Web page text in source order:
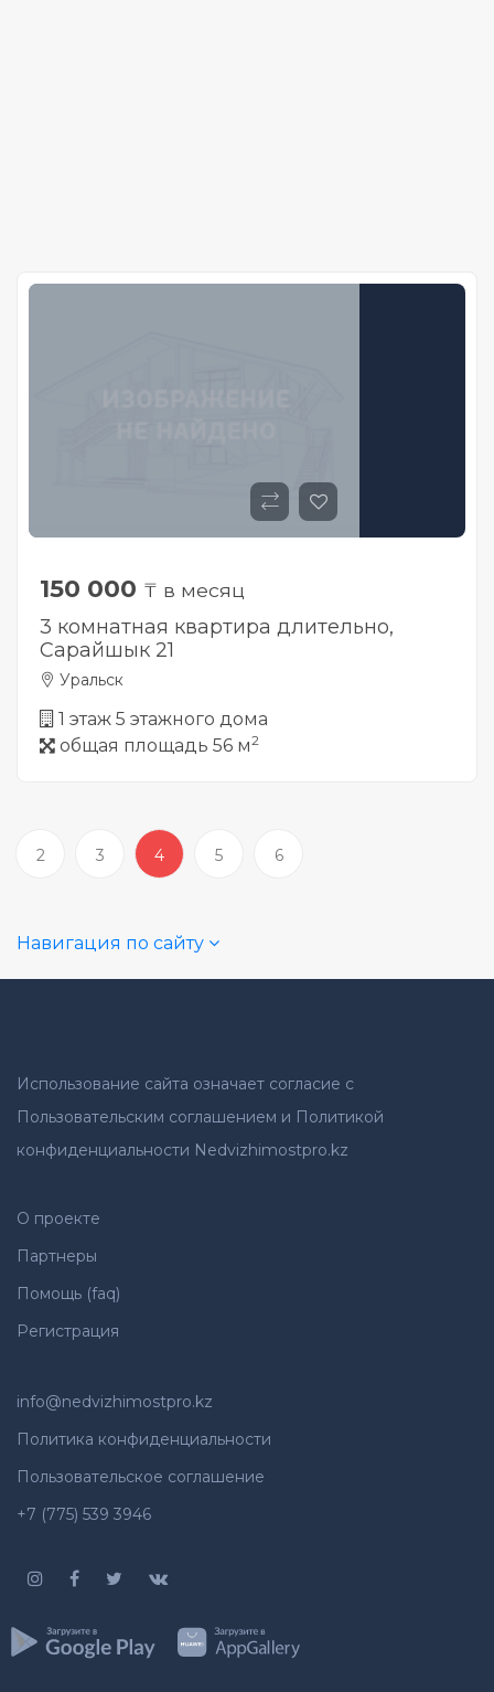
150 000 ₸ в месяц
3 комнатная квартира длительно,
Сарайшык 21
Уральск
1 этаж 5 этажного дома
общая площадь 56 м2
2 3 4 5 6
Навигация по сайту
Использование сайта означает согласие с
Пользовательским соглашением и Политикой
конфиденциальности Nedvizhimostpro.kz
О проекте
Партнеры
Помощь (faq)
Регистрация
info@nedvizhimostpro.kz
Политика конфиденциальности
Пользовательское соглашение
+7 (775) 539 3946